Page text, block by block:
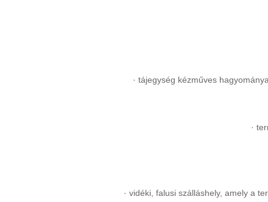
· tájegység kézműves
·
· vidéki, falusi szálláshely, amely a